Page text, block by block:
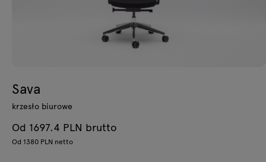
Sava
krzesło biurowe
Od 1697.4 PLN brutto
Od 1380 PLN netto